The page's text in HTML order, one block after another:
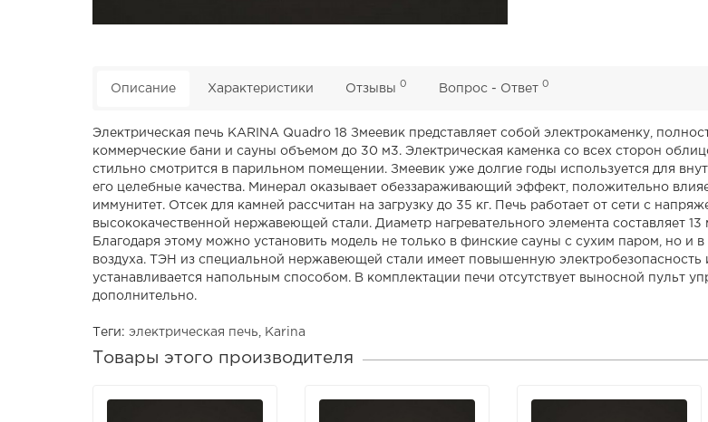
Описание Характеристики Отзывы 0 Вопрос - Ответ 0
Электрическая печь KARINA Quadro 18 Змеевик представляет собой электрокаменку,
коммерческие бани и сауны объемом до 30 м3. Электрическая каменка со всех сторон
стильно смотрится в парильном помещении. Змеевик уже долгие годы используется для
его целебные качества. Минерал оказывает обеззараживающий эффект, положительно
иммунитет. Отсек для камней рассчитан на загрузку до 35 кг. Печь работает от сети с
высококачественной нержавеющей стали. Диаметр нагревательного элемента составляет
Благодаря этому можно установить модель не только в финские сауны с сухим паром, но
воздуха. ТЭН из специальной нержавеющей стали имеет повышенную
устанавливается напольным способом. В комплектации печи отсутствует выносной пульт
дополнительно.
Теги: электрическая печь Karina
Товары этого производителя